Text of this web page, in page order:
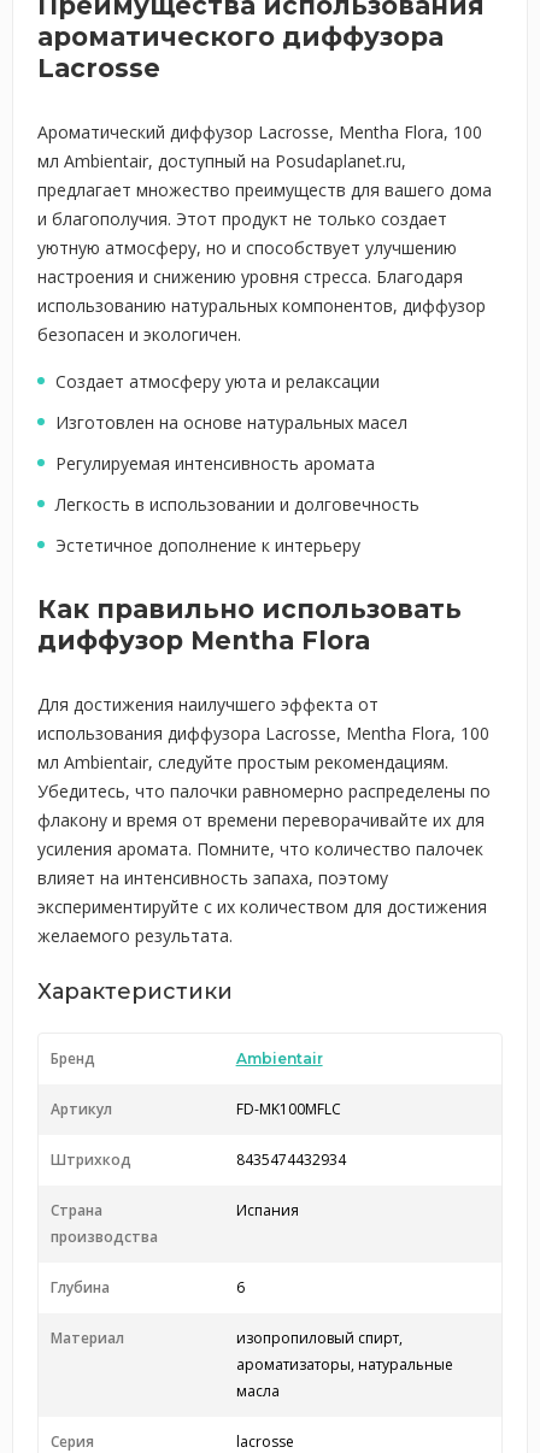
ароматического диффузора
Lacrosse
Ароматический диффузор Lacrosse, Mentha Flora, 100
мл Ambientair, доступный на Posudaplanet.ru,
предлагает множество преимуществ для вашего дома
и благополучия. Этот продукт не только создает
уютную атмосферу, но и способствует улучшению
настроения и снижению уровня стресса. Благодаря
использованию натуральных компонентов, диффузор
безопасен и экологичен.
Создает атмосферу уюта и релаксации
Изготовлен на основе натуральных масел
Регулируемая интенсивность аромата
Легкость в использовании и долговечность
Эстетичное дополнение к интерьеру
Как правильно использовать
диффузор Mentha Flora
Для достижения наилучшего эффекта от
использования диффузора Lacrosse, Mentha Flora, 100
мл Ambientair, следуйте простым рекомендациям.
Убедитесь, что палочки равномерно распределены по
флакону и время от времени переворачивайте их для
усиления аромата. Помните, что количество палочек
влияет на интенсивность запаха, поэтому
экспериментируйте с их количеством для достижения
желаемого результата.
Характеристики
Бренд Ambientair
Артикул FD-MK100MFLC
Штрихкод 8435474432934
Страна
производства
Испания
Глубина 6
Материал
изопропиловый спирт,
ароматизаторы, натуральные
масла
Серия lacrosse